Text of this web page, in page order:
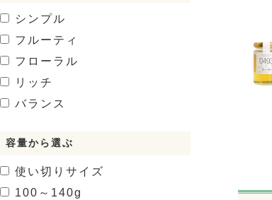
シンプル
フルーティ
フローラル
リッチ
バランス
容量から選ぶ
使い切りサイズ
100～140g